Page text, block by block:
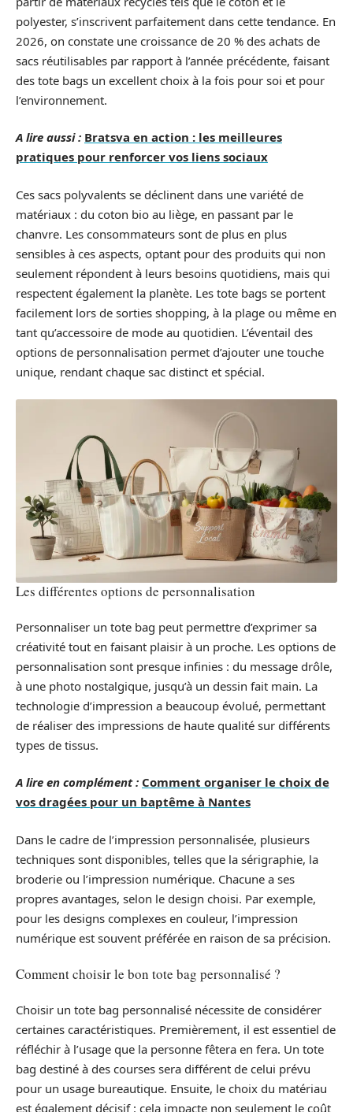
polyester, s’inscrivent parfaitement dans cette tendance. En
2026, on constate une croissance de 20 % des achats de
sacs réutilisables par rapport à l’année précédente, faisant
des tote bags un excellent choix à la fois pour soi et pour
l’environnement.
A lire aussi : Bratsva en action : les meilleures
pratiques pour renforcer vos liens sociaux
Ces sacs polyvalents se déclinent dans une variété de
matériaux : du coton bio au liège, en passant par le
chanvre. Les consommateurs sont de plus en plus
sensibles à ces aspects, optant pour des produits qui non
seulement répondent à leurs besoins quotidiens, mais qui
respectent également la planète. Les tote bags se portent
facilement lors de sorties shopping, à la plage ou même en
tant qu’accessoire de mode au quotidien. L’éventail des
options de personnalisation permet d’ajouter une touche
unique, rendant chaque sac distinct et spécial.
Les différentes options de personnalisation
Personnaliser un tote bag peut permettre d’exprimer sa
créativité tout en faisant plaisir à un proche. Les options de
personnalisation sont presque infinies : du message drôle,
à une photo nostalgique, jusqu’à un dessin fait main. La
technologie d’impression a beaucoup évolué, permettant
de réaliser des impressions de haute qualité sur différents
types de tissus.
A lire en complément : Comment organiser le choix de
vos dragées pour un baptême à Nantes
Dans le cadre de l’impression personnalisée, plusieurs
techniques sont disponibles, telles que la sérigraphie, la
broderie ou l’impression numérique. Chacune a ses
propres avantages, selon le design choisi. Par exemple,
pour les designs complexes en couleur, l’impression
numérique est souvent préférée en raison de sa précision.
Comment choisir le bon tote bag personnalisé ?
Choisir un tote bag personnalisé nécessite de considérer
certaines caractéristiques. Premièrement, il est essentiel de
réfléchir à l’usage que la personne fêtera en fera. Un tote
bag destiné à des courses sera différent de celui prévu
pour un usage bureautique. Ensuite, le choix du matériau
est également décisif : cela impacte non seulement le coût